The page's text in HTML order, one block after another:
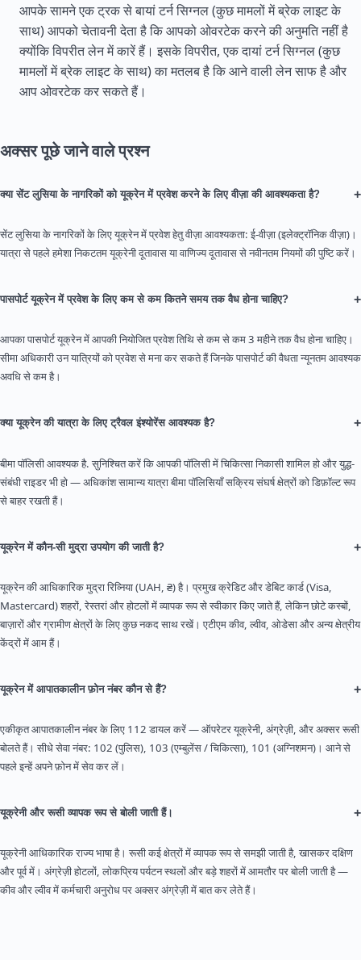
आपके सामने एक ट्रक से बायां टर्न सिग्नल (कुछ मामलों में ब्रेक लाइट के
साथ) आपको चेतावनी देता है कि आपको ओवरटेक करने की अनुमति नहीं है
क्योंकि विपरीत लेन में कारें हैं। इसके विपरीत, एक दायां टर्न सिग्नल (कुछ
मामलों में ब्रेक लाइट के साथ) का मतलब है कि आने वाली लेन साफ है और
आप ओवरटेक कर सकते हैं।
अक्सर पूछे जाने वाले प्रश्न
क्या सेंट लुसिया के नागरिकों को यूक्रेन में प्रवेश करने के लिए वीज़ा की आवश्यकता है? +
सेंट लुसिया के नागरिकों के लिए यूक्रेन में प्रवेश हेतु वीज़ा आवश्यकता: ई-वीज़ा (इलेक्ट्रॉनिक वीज़ा)।
यात्रा से पहले हमेशा निकटतम यूक्रेनी दूतावास या वाणिज्य दूतावास से नवीनतम नियमों की पुष्टि करें।
पासपोर्ट यूक्रेन में प्रवेश के लिए कम से कम कितने समय तक वैध होना चाहिए? +
आपका पासपोर्ट यूक्रेन में आपकी नियोजित प्रवेश तिथि से कम से कम 3 महीने तक वैध होना चाहिए।
सीमा अधिकारी उन यात्रियों को प्रवेश से मना कर सकते हैं जिनके पासपोर्ट की वैधता न्यूनतम आवश्यक
अवधि से कम है।
क्या यूक्रेन की यात्रा के लिए ट्रैवल इंश्योरेंस आवश्यक है? +
बीमा पॉलिसी आवश्यक है. सुनिश्चित करें कि आपकी पॉलिसी में चिकित्सा निकासी शामिल हो और युद्ध-
संबंधी राइडर भी हो — अधिकांश सामान्य यात्रा बीमा पॉलिसियाँ सक्रिय संघर्ष क्षेत्रों को डिफ़ॉल्ट रूप
से बाहर रखती हैं।
यूक्रेन में कौन-सी मुद्रा उपयोग की जाती है? +
यूक्रेन की आधिकारिक मुद्रा रिव्निया (UAH, ₴) है। प्रमुख क्रेडिट और डेबिट कार्ड (Visa,
Mastercard) शहरों, रेस्तरां और होटलों में व्यापक रूप से स्वीकार किए जाते हैं, लेकिन छोटे कस्बों,
बाज़ारों और ग्रामीण क्षेत्रों के लिए कुछ नकद साथ रखें। एटीएम कीव, ल्वीव, ओडेसा और अन्य क्षेत्रीय
केंद्रों में आम हैं।
यूक्रेन में आपातकालीन फ़ोन नंबर कौन से हैं? +
एकीकृत आपातकालीन नंबर के लिए 112 डायल करें — ऑपरेटर यूक्रेनी, अंग्रेज़ी, और अक्सर रूसी
बोलते हैं। सीधे सेवा नंबर: 102 (पुलिस), 103 (एम्बुलेंस / चिकित्सा), 101 (अग्निशमन)। आने से
पहले इन्हें अपने फ़ोन में सेव कर लें।
यूक्रेनी और रूसी व्यापक रूप से बोली जाती हैं। +
यूक्रेनी आधिकारिक राज्य भाषा है। रूसी कई क्षेत्रों में व्यापक रूप से समझी जाती है, खासकर दक्षिण
और पूर्व में। अंग्रेज़ी होटलों, लोकप्रिय पर्यटन स्थलों और बड़े शहरों में आमतौर पर बोली जाती है —
कीव और ल्वीव में कर्मचारी अनुरोध पर अक्सर अंग्रेज़ी में बात कर लेते हैं।